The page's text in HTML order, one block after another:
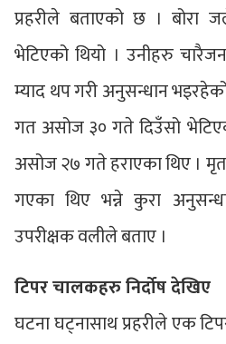
प्रहरीले बताएको छ । बोरा
भेटिएको थियो । उनीहरु
म्याद थप गरी अनुसन्धान
गत असोज ३० गते दिउँसो
असोज २७ गते हराएका थिए ।
गएका थिए भन्ने कुरा
उपरीक्षक वलीले बताए ।
टिपर चालकहरु निर्दोष देखिए
घटना घट्नासाथ प्रहरीले एक